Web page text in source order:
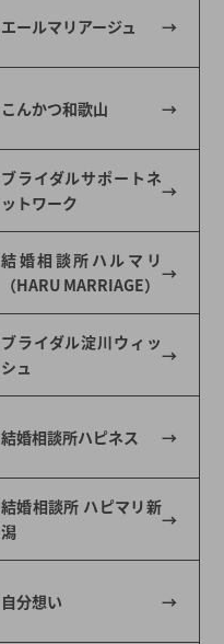
エールマリアージュ
こんかつ和歌山
ブライダルサポートネ
ットワーク
結婚相談所ハルマリ
（HARU MARRIAGE）
ブライダル淀川ウィッ
シュ
結婚相談所ハピネス
結婚相談所 ハピマリ新
潟
自分想い